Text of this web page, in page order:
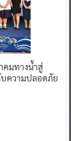
คมทางน้ำสู่
ความปลอดภัย